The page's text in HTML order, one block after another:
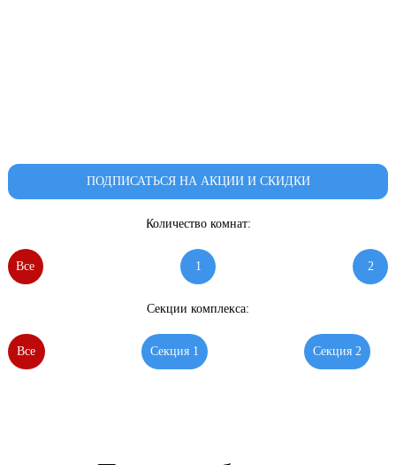
ПОДПИСАТЬСЯ НА АКЦИИ И СКИДКИ
Количество комнат:
Все 1 2
Секции комплекса:
Все Секция 1 Секция 2